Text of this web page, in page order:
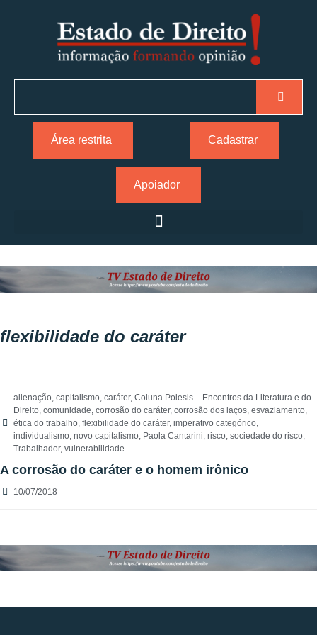
Área restrita Cadastrar
Apoiador
flexibilidade do caráter
alienação, capitalismo, caráter, Coluna Poiesis – Encontros da Literatura e do
Direito, comunidade, corrosão do caráter, corrosão dos laços, esvaziamento,
ética do trabalho, flexibilidade do caráter, imperativo categórico,
individualismo, novo capitalismo, Paola Cantarini, risco, sociedade do risco,
Trabalhador, vulnerabilidade
A corrosão do caráter e o homem irônico
10/07/2018